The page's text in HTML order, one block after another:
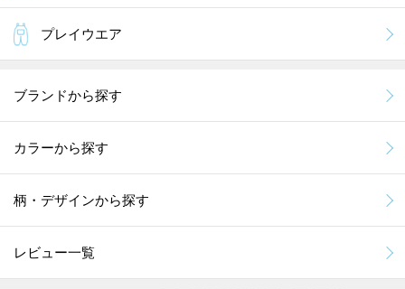
プレイウエア
ブランドから探す
カラーから探す
柄・デザインから探す
レビュー一覧